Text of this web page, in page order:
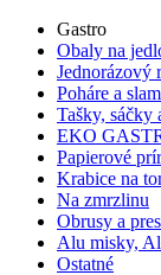
Gastro
Obaly na
Jednorázový
Poháre a
Tašky, sáčky
EKO
Papierové
Krabice na
Na zmrzlinu
Obrusy a
Alu misky,
Ostatné